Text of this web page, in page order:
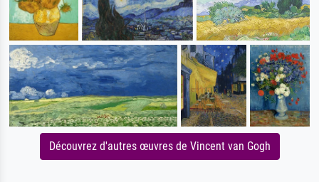
Découvrez d'autres œuvres de Vincent van Gogh